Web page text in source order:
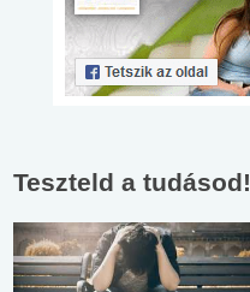
Teszteld a tudásod!